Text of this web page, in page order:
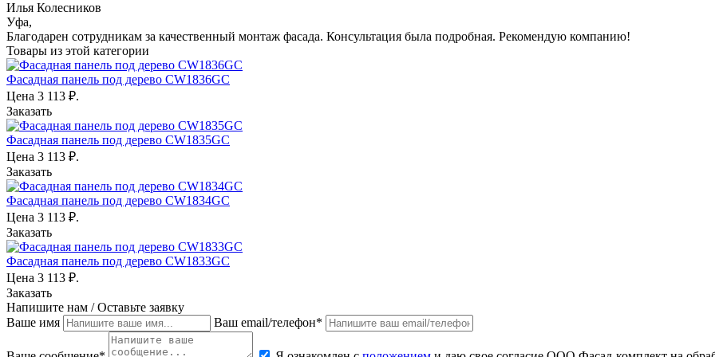
Илья Колесников
Уфа,
Благодарен сотрудникам за качественный монтаж фасада. Консультация была подробная. Рекомендую компанию!
Товары из этой категории
Фасадная панель под дерево CW1836GC
Цена 3 113 ₽.
Заказать
Фасадная панель под дерево CW1835GC
Цена 3 113 ₽.
Заказать
Фасадная панель под дерево CW1834GC
Цена 3 113 ₽.
Заказать
Фасадная панель под дерево CW1833GC
Цена 3 113 ₽.
Заказать
Напишите нам / Оставьте заявку
Ваше имя
Ваш email/телефон*